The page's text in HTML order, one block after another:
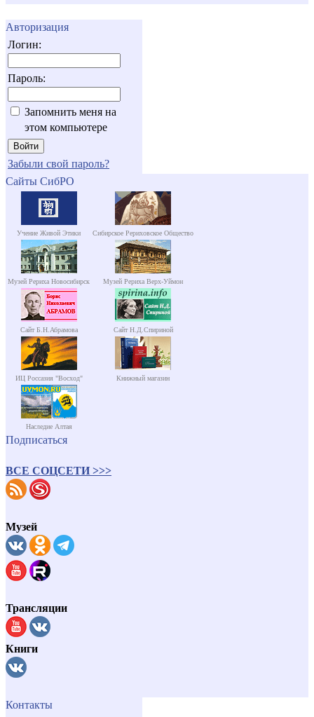
Авторизация
Логин:
Пароль:
Запомнить меня на
этом компьютере
Забыли свой пароль?
Сайты СибРО
Учение Живой Этики Сибирское Рериховское Общество
Музей Рериха Новосибирск Музей Рериха Верх-Уймон
Сайт Б.Н.Абрамова Сайт Н.Д.Спириной
ИЦ Россазия "Восход" Книжный магазин
Наследие Алтая
Подписаться
ВСЕ СОЦСЕТИ >>>
Музей
Трансляции
Книги
Контакты